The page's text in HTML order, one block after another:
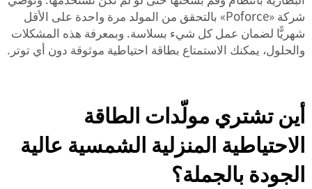
شركة «Poforce» بالتحقق من المولد مرة واحدة على الأقل
شهريًّا لضمان عمل كل شيء بسلاسة. وبمعرفة هذه المشكلات
والحلول، يمكنك الاستمتاع بطاقة احتياطية موثوقة دون أي توتر.
أين تشتري مولّدات الطاقة
الاحتياطية المنزلية الشمسية عالية
الجودة بالجملة؟